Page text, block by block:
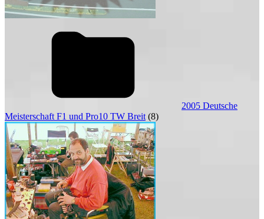
2005 Deutsche
Meisterschaft F1 und Pro10 TW Breit (8)